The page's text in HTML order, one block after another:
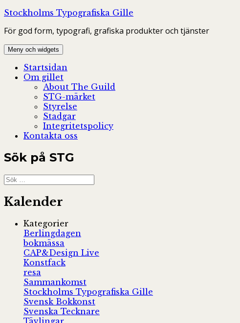
Hoppa
innehåll
Stockholms Typografiska Gille
För god form, typografi, grafiska produkter och tjänster
Meny och widgets
Startsidan
Om gillet
About The Guild
STG-märket
Styrelse
Stadgar
Integritetspolicy
Kontakta oss
Sök på STG
Sök
efter:
Kalender
Kategorier
Berlingdagen
bokmässa
CAP&Design Live
Konstfack
resa
Sammankomst
Stockholms Typografiska Gille
Svensk Bokkonst
Svenska Tecknare
Tävlingar